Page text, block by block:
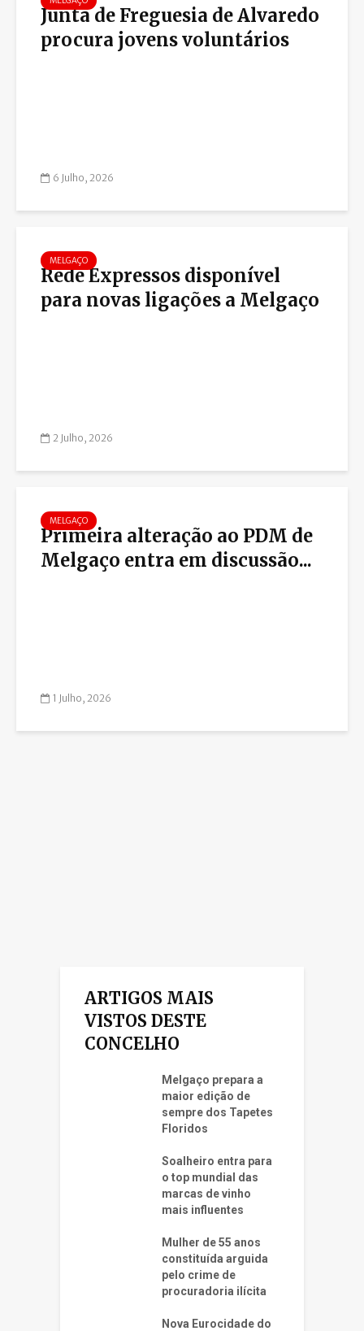
Junta de Freguesia de Alvaredo
procura jovens voluntários
6 Julho, 2026
MELGAÇO
Rede Expressos disponível
para novas ligações a Melgaço
2 Julho, 2026
MELGAÇO
Primeira alteração ao PDM de
Melgaço entra em discussão...
1 Julho, 2026
ARTIGOS MAIS
VISTOS DESTE
CONCELHO
Melgaço prepara a
maior edição de
sempre dos Tapetes
Floridos
Soalheiro entra para
o top mundial das
marcas de vinho
mais influentes
Mulher de 55 anos
constituída arguida
pelo crime de
procuradoria ilícita
Nova Eurocidade do